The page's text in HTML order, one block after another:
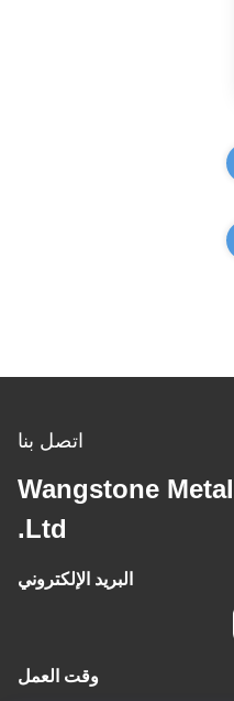
اتصل بنا
Wangstone
Ltd.
البريد الإلكتروني
وقت العمل